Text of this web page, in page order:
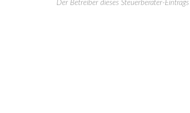
Der Betreiber dieses Steuerberater-